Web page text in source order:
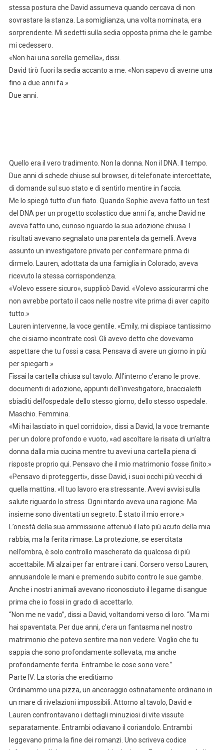
stessa postura che David assumeva quando cercava di non
sovrastare la stanza. La somiglianza, una volta nominata, era
sorprendente. Mi sedetti sulla sedia opposta prima che le gambe
mi cedessero.
«Non hai una sorella gemella», dissi.
David tirò fuori la sedia accanto a me. «Non sapevo di averne una
fino a due anni fa.»
Due anni.
Quello era il vero tradimento. Non la donna. Non il DNA. Il tempo.
Due anni di schede chiuse sul browser, di telefonate intercettate,
di domande sul suo stato e di sentirlo mentire in faccia.
Me lo spiegò tutto d’un fiato. Quando Sophie aveva fatto un test
del DNA per un progetto scolastico due anni fa, anche David ne
aveva fatto uno, curioso riguardo la sua adozione chiusa. I
risultati avevano segnalato una parentela da gemelli. Aveva
assunto un investigatore privato per confermare prima di
dirmelo. Lauren, adottata da una famiglia in Colorado, aveva
ricevuto la stessa corrispondenza.
«Volevo essere sicuro», supplicò David. «Volevo assicurarmi che
non avrebbe portato il caos nelle nostre vite prima di aver capito
tutto.»
Lauren intervenne, la voce gentile. «Emily, mi dispiace tantissimo
che ci siamo incontrate così. Gli avevo detto che dovevamo
aspettare che tu fossi a casa. Pensava di avere un giorno in più
per spiegarti.»
Fissai la cartella chiusa sul tavolo. All’interno c’erano le prove:
documenti di adozione, appunti dell’investigatore, braccialetti
sbiaditi dell’ospedale dello stesso giorno, dello stesso ospedale.
Maschio. Femmina.
«Mi hai lasciato in quel corridoio», dissi a David, la voce tremante
per un dolore profondo e vuoto, «ad ascoltare la risata di un’altra
donna dalla mia cucina mentre tu avevi una cartella piena di
risposte proprio qui. Pensavo che il mio matrimonio fosse finito.»
«Pensavo di proteggerti», disse David, i suoi occhi più vecchi di
quella mattina. «Il tuo lavoro era stressante. Avevi avvisi sulla
salute riguardo lo stress. Ogni ritardo aveva una ragione. Ma
insieme sono diventati un segreto. È stato il mio errore.»
L’onestà della sua ammissione attenuò il lato più acuto della mia
rabbia, ma la ferita rimase. La protezione, se esercitata
nell’ombra, è solo controllo mascherato da qualcosa di più
accettabile. Mi alzai per far entrare i cani. Corsero verso Lauren,
annusandole le mani e premendo subito contro le sue gambe.
Anche i nostri animali avevano riconosciuto il legame di sangue
prima che io fossi in grado di accettarlo.
“Non me ne vado”, dissi a David, voltandomi verso di loro. “Ma mi
hai spaventata. Per due anni, c’era un fantasma nel nostro
matrimonio che potevo sentire ma non vedere. Voglio che tu
sappia che sono profondamente sollevata, ma anche
profondamente ferita. Entrambe le cose sono vere.”
Parte IV: La storia che ereditiamo
Ordinammo una pizza, un ancoraggio ostinatamente ordinario in
un mare di rivelazioni impossibili. Attorno al tavolo, David e
Lauren confrontavano i dettagli minuziosi di vite vissute
separatamente. Entrambi odiavano il coriandolo. Entrambi
leggevano prima la fine dei romanzi. Uno scriveva codice